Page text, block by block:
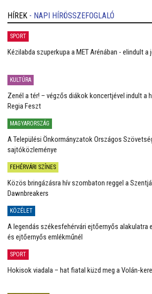
HÍREK - NAPI HÍRÖSSZEFOGLALÓ
SPORT
Kézilabda szuperkupa a MET Arénában - elindult
KULTÚRA
Zenél a tér! – végzős diákok koncertjével indult a
Regia Feszt
MAGYARORSZÁG
A Települési Önkormányzatok Országos
sajtóközleménye
FEHÉRVÁRI SZÍNES
Közös bringázásra hív szombaton reggel a
Dawnbreakers
KÖZÉLET
A legendás székesfehérvári ejtőernyős alakulatra
és ejtőernyős emlékműnél
SPORT
Hokisok viadala – hat fiatal küzd meg a Volán-